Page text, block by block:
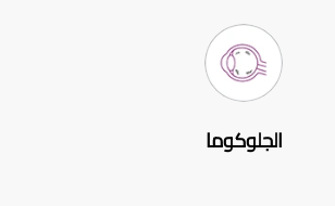
الجلوكوما